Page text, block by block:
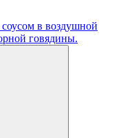
в воздушной
говядины.